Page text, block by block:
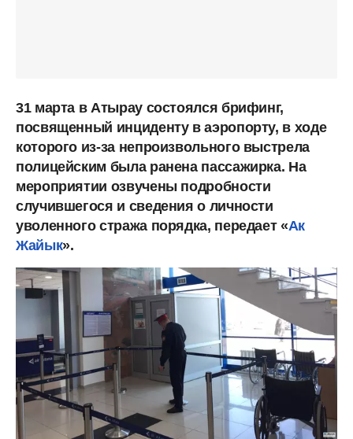
31 марта в Атырау состоялся брифинг,
посвященный инциденту в аэропорту, в ходе
которого из-за непроизвольного выстрела
полицейским была ранена пассажирка. На
мероприятии озвучены подробности
случившегося и сведения о личности
уволенного стража порядка, передает «Ак
Жайык».